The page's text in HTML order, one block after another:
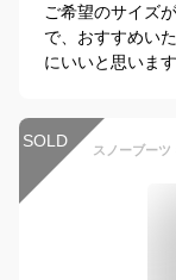
ご希望のサイズ
で、おすすめい
にいいと思いま
SOLD